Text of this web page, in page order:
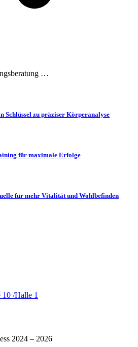
…
Schlüssel zu präziser Körperanalyse
für maximale Erfolge
für mehr Vitalität und Wohlbefinden
/Halle 1
2024 – 2026